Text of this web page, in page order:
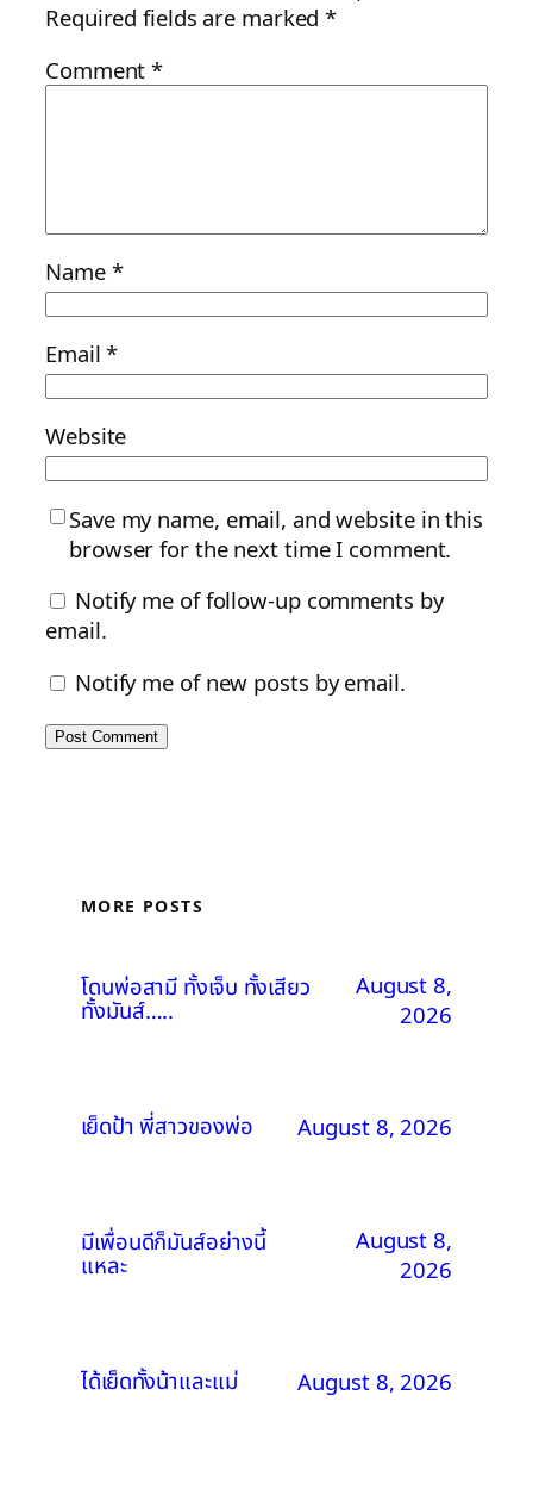
Required fields are marked*
Comment*
Name *
Email*
Website
Save my name, email, and website in this
browser for the next time I comment.
Notify me of follow-up comments by
email.
Notify me of new posts by email.
MORE POSTS
โดนพ่อสามี ทั้งเจ็บ ทั้งเสียว
ทั้งมันส์…..
August 8,
2026
เย็ดป้า พี่สาวของพ่อ August 8, 2026
มีเพื่อนดีก็มันส์อย่างนี้
แหละ
August 8,
2026
ได้เย็ดทั้งน้าและแม่ August 8, 2026